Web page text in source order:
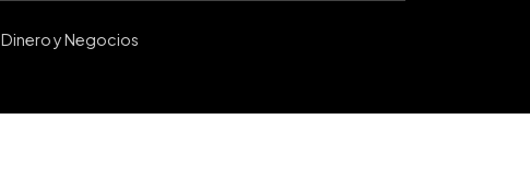
Dinero y Negocios